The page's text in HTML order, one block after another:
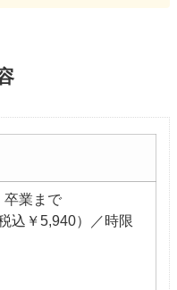
卒業まで
込￥5,940）／時限